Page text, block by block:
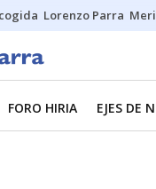
Lorenzo Parra
FORO HIRIA EJES DE